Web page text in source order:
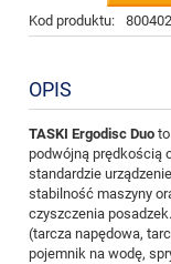
Kod produktu:
OPIS
TASKI Ergodisc Duo
podwójną prędkością
standardzie
stabilność maszyny
czyszczenia
(tarcza napędowa,
pojemnik na wodę,